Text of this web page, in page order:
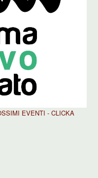
EVENTI - CLICKA